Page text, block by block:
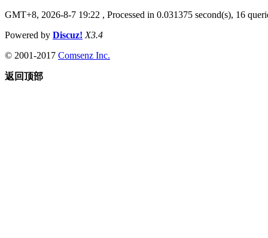
GMT+8, 2026-8-7 19:22 , Processed in 0.031375 second(s), 16
Powered by Discuz! X3.4
© 2001-2017 Comsenz Inc.
返回顶部